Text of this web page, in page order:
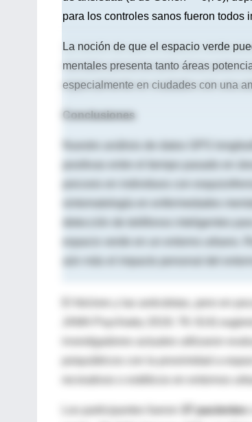
para los controles sanos fueron todos
La noción de que el espacio verde
mentales presenta tanto áreas
especialmente en ciudades con una
Conclusiones
detección de teléfonos inteligentes
espacio verde en un entorno urbano.
JAMA Psychiatry 2019; 76: 614)
investigadores actuales utilizaron
psiquiátricos con la proximidad a
37 pacientes